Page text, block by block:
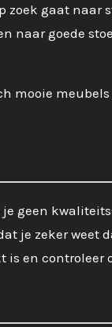
zoek gaat naar
naar goede
mooie
geen
je zeker weet
is en controleer